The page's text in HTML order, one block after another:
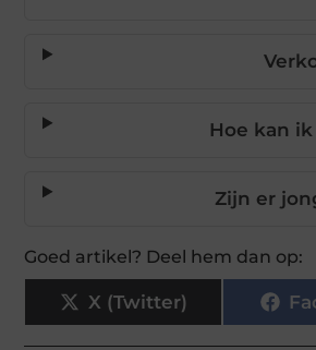
Hoe kan
Zijn er
Goed artikel? Deel hem dan op:
X (Twitter)